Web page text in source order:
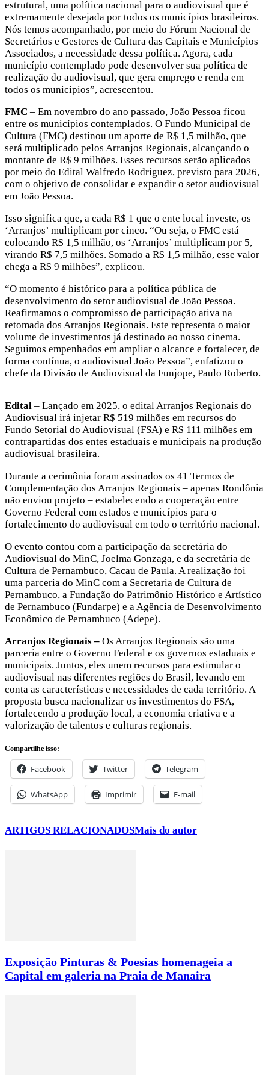
estrutural, uma política nacional para o audiovisual que é
extremamente desejada por todos os municípios brasileiros.
Nós temos acompanhado, por meio do Fórum Nacional de
Secretários e Gestores de Cultura das Capitais e Municípios
Associados, a necessidade dessa política. Agora, cada
município contemplado pode desenvolver sua política de
realização do audiovisual, que gera emprego e renda em
todos os municípios”, acrescentou.
FMC – Em novembro do ano passado, João Pessoa ficou
entre os municípios contemplados. O Fundo Municipal de
Cultura (FMC) destinou um aporte de R$ 1,5 milhão, que
será multiplicado pelos Arranjos Regionais, alcançando o
montante de R$ 9 milhões. Esses recursos serão aplicados
por meio do Edital Walfredo Rodriguez, previsto para 2026,
com o objetivo de consolidar e expandir o setor audiovisual
em João Pessoa.
Isso significa que, a cada R$ 1 que o ente local investe, os
‘Arranjos’ multiplicam por cinco. “Ou seja, o FMC está
colocando R$ 1,5 milhão, os ‘Arranjos’ multiplicam por 5,
virando R$ 7,5 milhões. Somado a R$ 1,5 milhão, esse valor
chega a R$ 9 milhões”, explicou.
“O momento é histórico para a política pública de
desenvolvimento do setor audiovisual de João Pessoa.
Reafirmamos o compromisso de participação ativa na
retomada dos Arranjos Regionais. Este representa o maior
volume de investimentos já destinado ao nosso cinema.
Seguimos empenhados em ampliar o alcance e fortalecer, de
forma contínua, o audiovisual João Pessoa”, enfatizou o
chefe da Divisão de Audiovisual da Funjope, Paulo Roberto.
Edital – Lançado em 2025, o edital Arranjos Regionais do
Audiovisual irá injetar R$ 519 milhões em recursos do
Fundo Setorial do Audiovisual (FSA) e R$ 111 milhões em
contrapartidas dos entes estaduais e municipais na produção
audiovisual brasileira.
Durante a cerimônia foram assinados os 41 Termos de
Complementação dos Arranjos Regionais – apenas Rondônia
não enviou projeto – estabelecendo a cooperação entre
Governo Federal com estados e municípios para o
fortalecimento do audiovisual em todo o território nacional.
O evento contou com a participação da secretária do
Audiovisual do MinC, Joelma Gonzaga, e da secretária de
Cultura de Pernambuco, Cacau de Paula. A realização foi
uma parceria do MinC com a Secretaria de Cultura de
Pernambuco, a Fundação do Patrimônio Histórico e Artístico
de Pernambuco (Fundarpe) e a Agência de Desenvolvimento
Econômico de Pernambuco (Adepe).
Arranjos Regionais – Os Arranjos Regionais são uma
parceria entre o Governo Federal e os governos estaduais e
municipais. Juntos, eles unem recursos para estimular o
audiovisual nas diferentes regiões do Brasil, levando em
conta as características e necessidades de cada território. A
proposta busca nacionalizar os investimentos do FSA,
fortalecendo a produção local, a economia criativa e a
valorização de talentos e culturas regionais.
Compartilhe isso:
Facebook Twitter Telegram
WhatsApp Imprimir E-mail
ARTIGOS RELACIONADOSMais do autor
Exposição Pinturas & Poesias homenageia a
Capital em galeria na Praia de Manaira